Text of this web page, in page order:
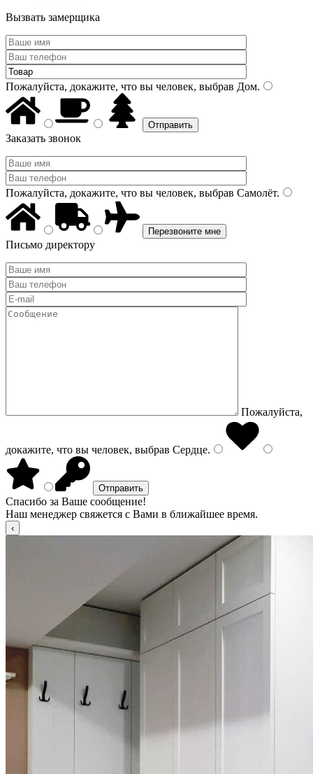
Вызвать замерщика
Пожалуйста, докажите, что вы человек, выбрав Дом.
Заказать звонок
Пожалуйста, докажите, что вы человек, выбрав Самолёт.
Письмо директору
Пожалуйста,
докажите, что вы человек, выбрав Сердце.
Спасибо за Ваше сообщение!
Наш менеджер свяжется с Вами в ближайшее время.